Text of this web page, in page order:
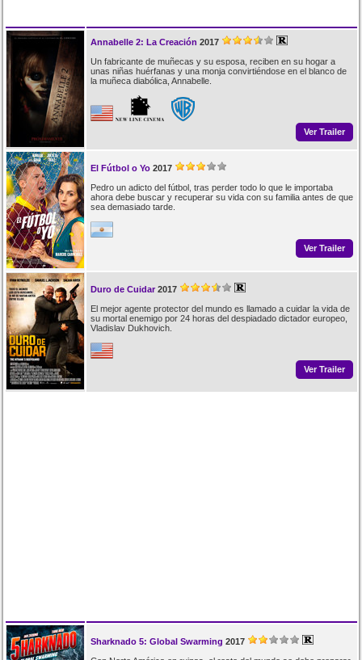
Annabelle 2: La Creación 2017
Un fabricante de muñecas y su esposa, reciben en su hogar a
unas niñas huérfanas y una monja convirtiéndose en el blanco de
la muñeca diabólica, Annabelle.
Ver Trailer
El Fútbol o Yo 2017
Pedro un adicto del fútbol, tras perder todo lo que le importaba
ahora debe buscar y recuperar su vida con su familia antes de que
sea demasiado tarde.
Ver Trailer
Duro de Cuidar 2017
El mejor agente protector del mundo es llamado a cuidar la vida de
su mortal enemigo por 24 horas del despiadado dictador europeo,
Vladislav Dukhovich.
Ver Trailer
Sharknado 5: Global Swarming 2017